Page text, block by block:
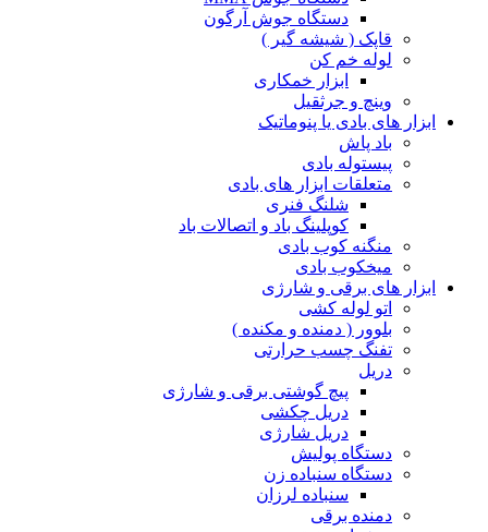
دستگاه جوش آرگون
قاپک ( شیشه گیر )
لوله خم کن
ابزار خمکاری
وینچ و جرثقیل
ابزار های بادی یا پنوماتیک
باد پاش
پیستوله بادی
متعلقات ابزار های بادی
شلنگ فنری
کوپلینگ باد و اتصالات باد
منگنه کوب بادی
میخکوب بادی
ابزار های برقی و شارژی
اتو لوله کشی
بلوور ( دمنده و مکنده )
تفنگ چسب حرارتی
دریل
پیچ گوشتی برقی و شارژی
دریل چکشی
دریل شارژی
دستگاه پولیش
دستگاه سنباده زن
سنباده لرزان
دمنده برقی